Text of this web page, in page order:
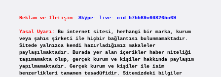
Reklam ve İletişim: Skype: live:.cid.575569c608265c69
Yasal Uyarı:
Bu internet sitesi, herhangi bir marka, kurum
veya şahıs şirketi ile hiçbir bağlantısı bulunmamaktadır.
Sitede yalnızca kendi hazırladığımız makaleler
paylaşılmaktadır. Burada yer alan içerikler haber niteliği
taşımamakta olup, gerçek kurum ve kişiler hakkında paylaşım
yapılmamaktadır. Gerçek kurum ve kişiler ile isim
benzerlikleri tamamen tesadüfidir. Sitemizdeki bilgiler